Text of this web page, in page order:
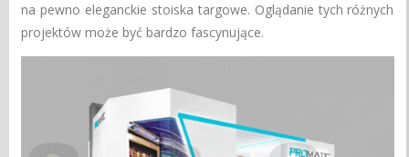
na pewno eleganckie stoiska targowe. Oglądanie tych różnych
projektów może być bardzo fascynujące.